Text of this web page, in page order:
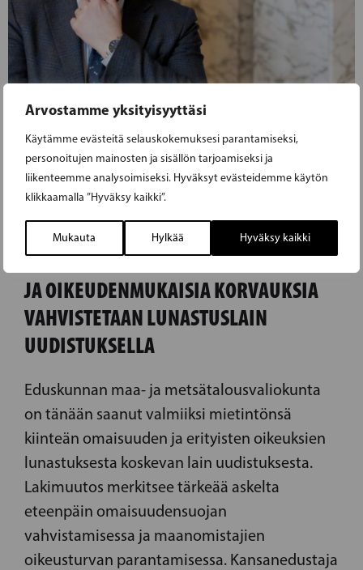
Arvostamme yksityisyyttäsi
Käytämme evästeitä selauskokemuksesi parantamiseksi,
personoitujen mainosten ja sisällön tarjoamiseksi ja
liikenteemme analysoimiseksi. Hyväksyt evästeidemme käytön
klikkaamalla ”Hyväksy kaikki”.
Mukauta Hylkää Hyväksy kaikki
10.06.2025
ANDERS NORRBACK: OMISTUSOIKEUTTA
JA OIKEUDENMUKAISIA KORVAUKSIA
VAHVISTETAAN LUNASTUSLAIN
UUDISTUKSELLA
Eduskunnan maa- ja metsätalousvaliokunta
on tänään saanut valmiiksi mietintönsä
kiinteän omaisuuden ja erityisten oikeuksien
lunastuksesta koskevan lain uudistuksesta.
Lakimuutos merkitsee tärkeää askelta
eteenpäin omaisuudensuojan
vahvistamisessa ja maanomistajien
oikeusturvan parantamisessa. Kansanedustaja